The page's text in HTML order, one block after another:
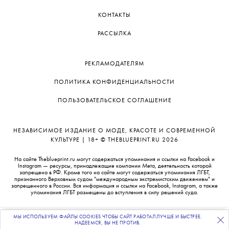
ПОДПИСЫВАЙТЕСЬНА НАШУ ВЕЧЕРНЮЮ РАССЫЛКУ
КОНТАКТЫ
РАССЫЛКА
РЕКЛАМОДАТЕЛЯМ
ПОЛИТИКА КОНФИДЕНЦИАЛЬНОСТИ
ПОЛЬЗОВАТЕЛЬСКОЕ СОГЛАШЕНИЕ
НЕЗАВИСИМОЕ ИЗДАНИЕ О МОДЕ, КРАСОТЕ И СОВРЕМЕННОЙ
КУЛЬТУРЕ | 18+ © THEBLUEPRINT.RU 2026
На сайте Theblueprint.ru могут содержаться упоминания и ссылки на Facebook и
Instagram — ресурсы, принадлежащие компании Meta, деятельность которой
запрещена в РФ. Кроме того на сайте могут содержаться упоминания ЛГБТ,
признанного Верховным судом "международным экстремистским движением" и
запрещенного в России. Вся информация и ссылки на Facebook, Instagram, а также
упоминания ЛГБТ размещены до вступления в силу решений суда.
МЫ ИСПОЛЬЗУЕМ ФАЙЛЫ COOKIES ЧТОБЫ САЙТ РАБОТАЛ ЛУЧШЕ И БЫСТРЕЕ.
НАДЕЕМСЯ, ВЫ НЕ ПРОТИВ.